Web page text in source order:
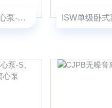
上海不锈钢离心泵-CJG食品级不锈钢离心泵价格